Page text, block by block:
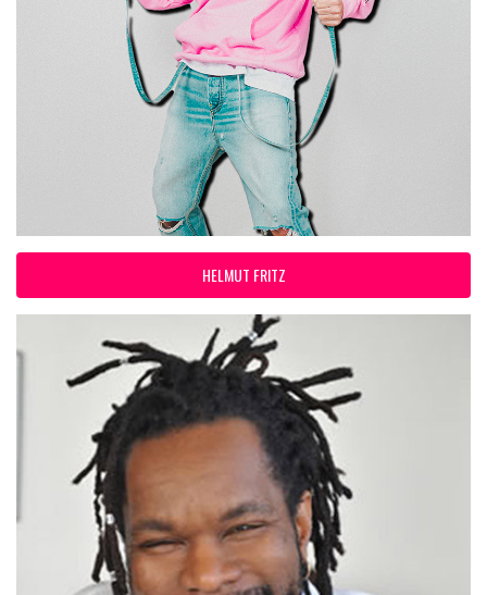
HELMUT FRITZ